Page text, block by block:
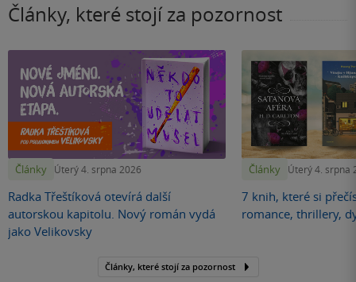
Články, které stojí za pozornost
Články Úterý 4. srpna 2026
Radka Třeštíková otevírá další
autorskou kapitolu. Nový román vydá
jako Velikovsky
Články Úterý 4. srpna
7 knih, které si
romance, thrillery,
Články, které stojí za pozornost